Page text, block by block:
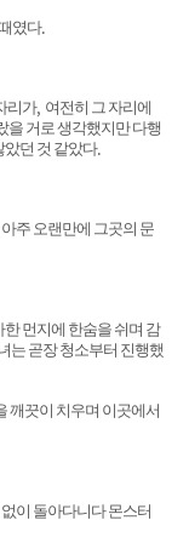
였다.
리가, 여전히 그 자리에
을 거로 생각했지만 다행
던 것 같았다.
주 오랜만에 그곳의 문
먼지에 한숨을 쉬며 감
는 곧장 청소부터 진행했
깨끗이 치우며 이곳에서
이 돌아다니다 몬스터